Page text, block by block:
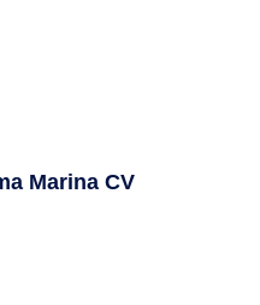
Marina CV